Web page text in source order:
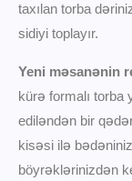
taxılan torba
sidiyi toplayır.
Yeni məsanənin
kürə formalı torba
ediləndən bir
kisəsi ilə
böyrəklərinizdən